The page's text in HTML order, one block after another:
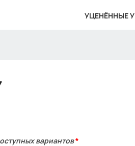
УЦЕНЁННЫЕ
вариантов*